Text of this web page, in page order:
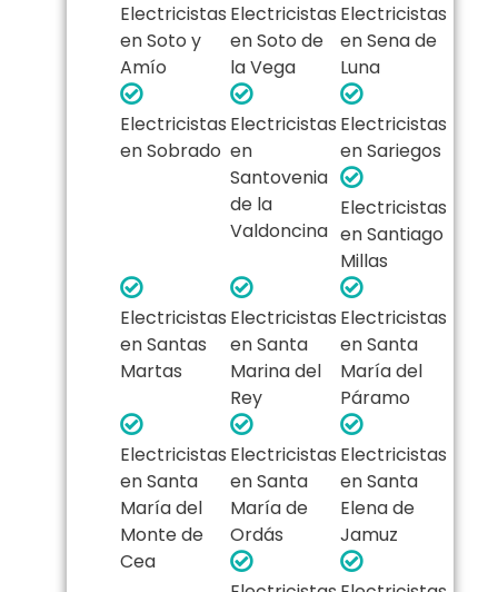
Electricistas
en Soto y
Amío
Electricistas
en Soto de
la Vega
Electricistas
en Sena de
Luna
Electricistas
en Sobrado
Electricistas
en
Santovenia
de la
Valdoncina
Electricistas
en Sariegos
Electricistas
en Santiago
Millas
Electricistas
en Santas
Martas
Electricistas
en Santa
Marina del
Rey
Electricistas
en Santa
María del
Páramo
Electricistas
en Santa
María del
Monte de
Cea
Electricistas
en Santa
María de
Ordás
Electricistas
en Santa
Elena de
Jamuz